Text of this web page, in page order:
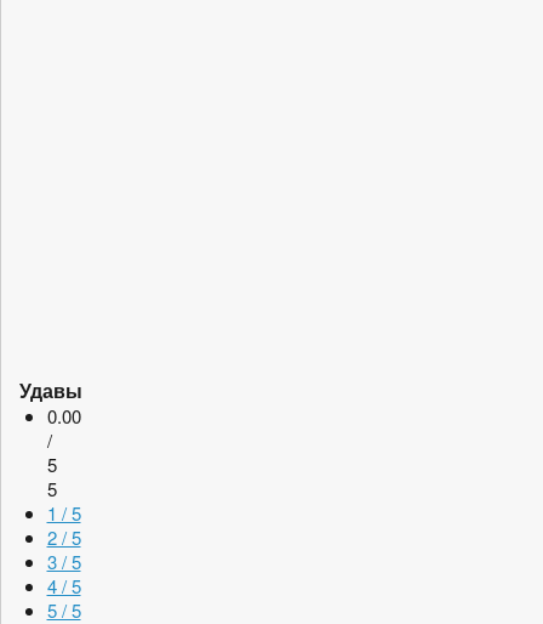
Удавы
0.00
/
5
5
1 / 5
2 / 5
3 / 5
4 / 5
5 / 5